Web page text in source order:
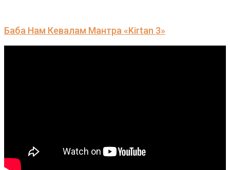
Баба Нам Кевалам Мантра «Kirtan 3»